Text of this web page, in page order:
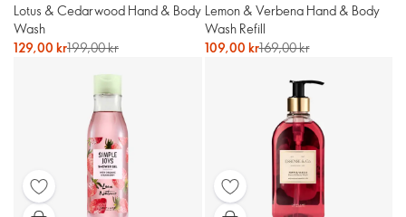
Lotus & Cedarwood Hand & Body
Wash
129,00 kr199,00 kr
Lemon & Verbena Hand & Body
Wash Refill
109,00 kr169,00 kr